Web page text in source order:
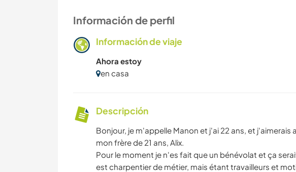
Información de perfil
Información de viaje
Ahora estoy
en casa
Descripción
Bonjour, je m'appelle Manon et j'ai 22 ans, et j'aimerais
mon frère de 21 ans, Alix.
Pour le moment je n'es fait que un bénévolat et ça
est charpentier de métier, mais étant travailleurs et